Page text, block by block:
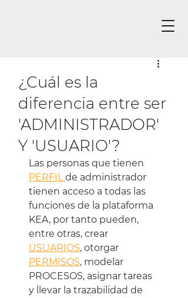
¿Cuál es la
diferencia entre ser
'ADMINISTRADOR'
Y 'USUARIO'?
Las personas que tienen
PERFIL de administrador
tienen acceso a todas las
funciones de la plataforma
KEA, por tanto pueden,
entre otras, crear
USUARIOS, otorgar
PERMISOS, modelar
PROCESOS, asignar tareas
y llevar la trazabilidad de